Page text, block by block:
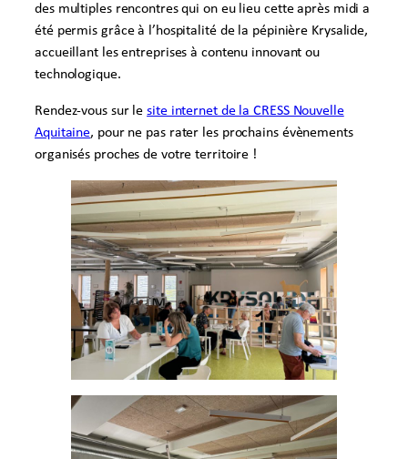
des multiples rencontres qui on eu lieu cette après midi a
été permis grâce à l’hospitalité de la pépinière Krysalide,
accueillant les entreprises à contenu innovant ou
technologique.
Rendez-vous sur lesite internet de la CRESS Nouvelle
Aquitaine, pour ne pas rater les prochains évènements
organisés proches de votre territoire !